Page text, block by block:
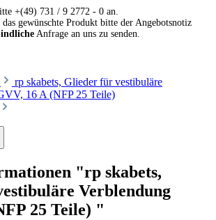
+(49) 731 / 9 2772 - 0 an.
gewünschte Produkt bitte der Angebotsnotiz
Anfrage an uns zu senden.
rp skabets, Glieder für vestibuläre
16 A (NFP 25 Teile)
"rp skabets,
Verblendung
25 Teile) "